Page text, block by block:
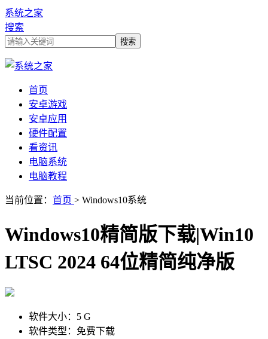
系统之家
搜索
首页
安卓游戏
安卓应用
硬件配置
看资讯
电脑系统
电脑教程
当前位置： 首页 > Windows10系统
Windows10精简版下载|Win10
LTSC 2024 64位精简纯净版
软件大小： 5 G
软件类型： 免费下载